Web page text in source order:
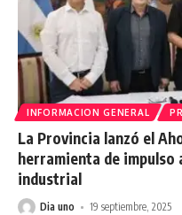
INFORMACION GENERAL
La Provincia lanzó el
herramienta de impulso
industrial
Dia uno 19 septiembre, 2025